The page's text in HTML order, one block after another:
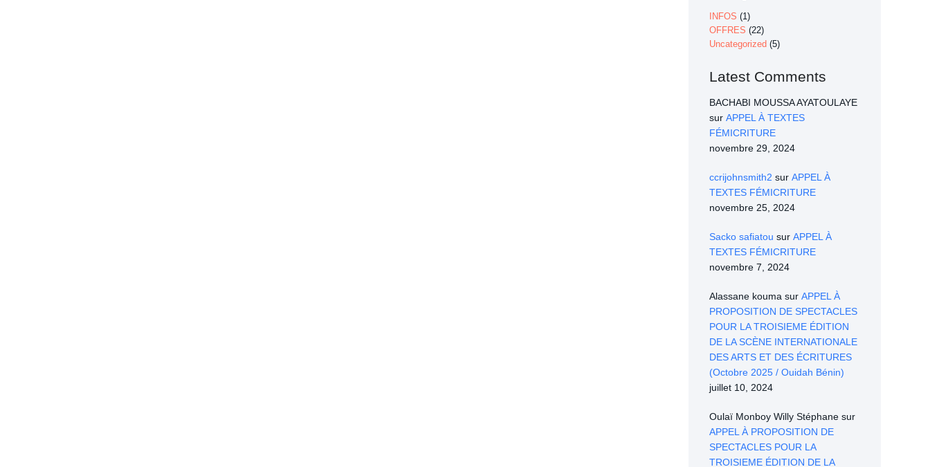
INFOS (1)
OFFRES (22)
Uncategorized (5)
Latest Comments
BACHABI MOUSSA AYATOULAYE
sur APPEL À TEXTES
FÉMICRITURE
novembre 29, 2024
ccrijohnsmith2 sur APPEL À
TEXTES FÉMICRITURE
novembre 25, 2024
Sacko safiatou sur APPEL À
TEXTES FÉMICRITURE
novembre 7, 2024
Alassane kouma sur APPEL À
PROPOSITION DE SPECTACLES
POUR LA TROISIEME ÉDITION
DE LA SCÈNE INTERNATIONALE
DES ARTS ET DES ÉCRITURES
(Octobre 2025 / Ouidah Bénin)
juillet 10, 2024
Oulaï Monboy Willy Stéphane sur
APPEL À PROPOSITION DE
SPECTACLES POUR LA
TROISIEME ÉDITION DE LA